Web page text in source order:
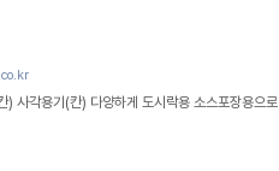
) 사각용기(칸) 다양하게 도시락용 소스포장용으로